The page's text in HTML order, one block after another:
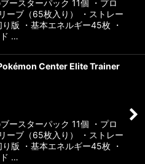
ースターパック 11個 ・プロ
ーブ（65枚入り） ・ストレー
版 ・基本エネルギー45枚 ・
…
Center Elite Trainer
ースターパック 11個 ・プロ
ーブ（65枚入り） ・ストレー
版 ・基本エネルギー45枚 ・
…